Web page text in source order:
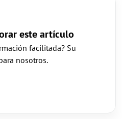
este artículo
facilitada? Su
nosotros.